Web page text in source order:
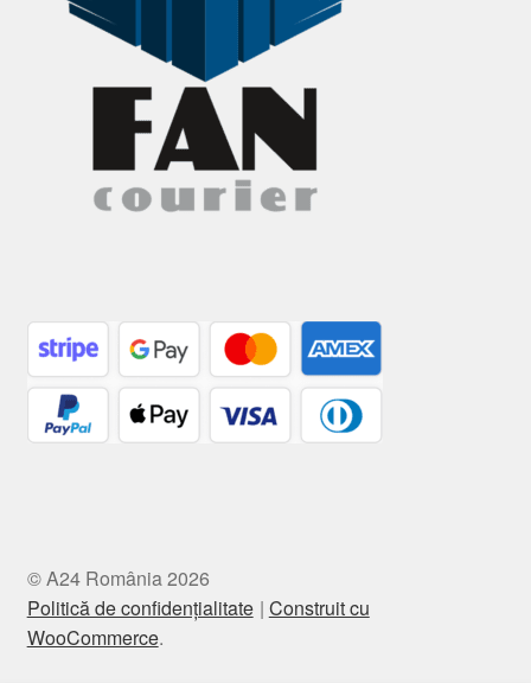
© A24 România 2026
Politică de confidențialitate Construit cu
WooCommerce.